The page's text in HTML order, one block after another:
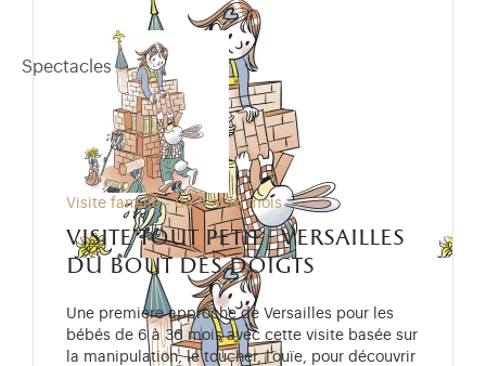
Spectacles
Visite famille - de 6 à 36 mois
visite tout petit - versailles
du bout des doigts
Une première approche de Versailles pour les
bébés de 6 à 36 mois avec cette visite basée sur
la manipulation, le toucher, l’ouïe, pour découvrir